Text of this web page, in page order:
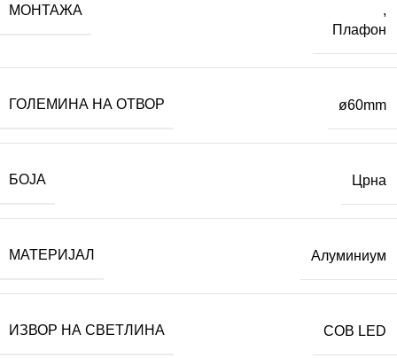
МОНТАЖА
,
Плафон
ГОЛЕМИНА НА ОТВОР ø60mm
БОЈА Црна
МАТЕРИЈАЛ Алуминиум
ИЗВОР НА СВЕТЛИНА COB LED